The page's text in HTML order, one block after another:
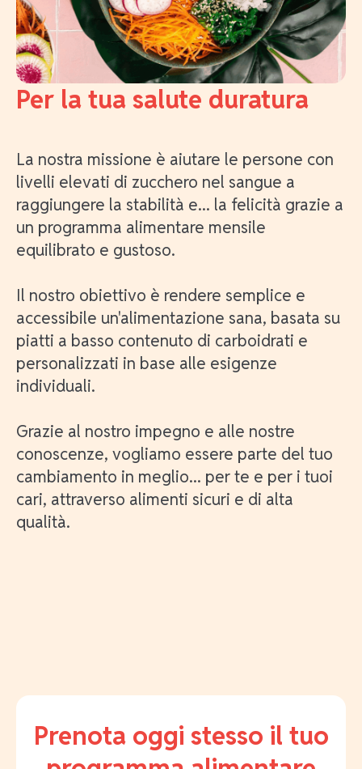
Per la tua salute duratura
La nostra missione è aiutare le persone con
livelli elevati di zucchero nel sangue a
raggiungere la stabilità e... la felicità grazie a
un programma alimentare mensile
equilibrato e gustoso.
Il nostro obiettivo è rendere semplice e
accessibile un'alimentazione sana, basata su
piatti a basso contenuto di carboidrati e
personalizzati in base alle esigenze
individuali.
Grazie al nostro impegno e alle nostre
conoscenze, vogliamo essere parte del tuo
cambiamento in meglio... per te e per i tuoi
cari, attraverso alimenti sicuri e di alta
qualità.
Prenota oggi stesso il tuo